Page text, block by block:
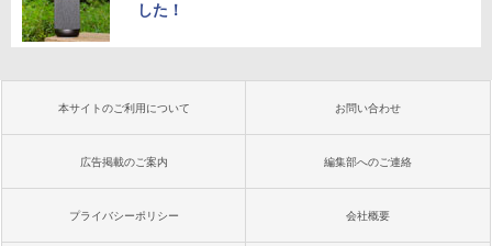
した！
本サイトのご利用について お問い合わせ
広告掲載のご案内 編集部へのご連絡
プライバシーポリシー 会社概要